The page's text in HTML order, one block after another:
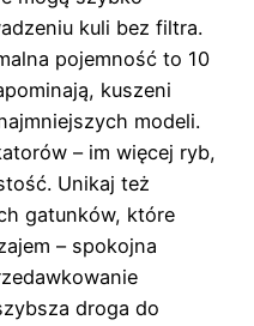
kuli bez filtra.
pojemność to 10
kuszeni
modeli.
– im więcej ryb,
Unikaj też
gatunków, które
– spokojna
droga do